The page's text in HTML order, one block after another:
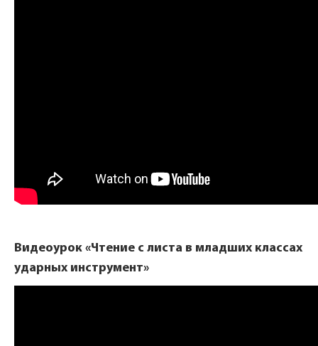
Видеоурок «Чтение с листа в младших классах
ударных инструмент»